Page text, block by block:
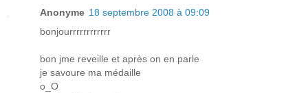
Anonyme 18 septembre 2008 à 09:09
bonjourrrrrrrrrrrr
bon jme reveille et après on en parle
je savoure ma médaille
o_O